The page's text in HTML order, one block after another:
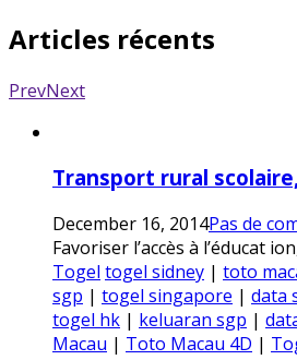
Articles récents
PrevNext
Transport rural
December 16, 2014Pas de
Favoriser l’accès à l’éducat
Togel togel sidney | toto
sgp | togel singapore | data
togel hk | keluaran sgp |
Macau | Toto Macau 4D |